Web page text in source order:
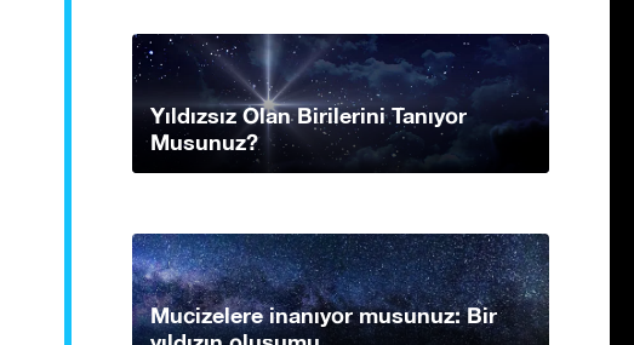
Yıldızsız Olan Birilerini Tanıyor
Musunuz?
Mucizelere inanıyor musunuz: Bir